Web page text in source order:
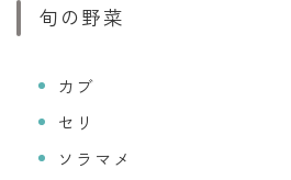
旬の野菜
カブ
セリ
ソラマメ